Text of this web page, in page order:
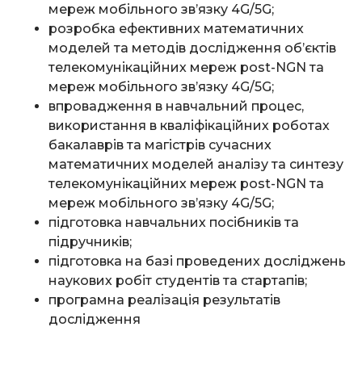
мереж мобільного зв’язку 4G/5G;
розробка ефективних математичних
моделей та методів дослідження об’єктів
телекомунікаційних мереж post-NGN та
мереж мобільного зв’язку 4G/5G;
впровадження в навчальний процес,
використання в кваліфікаційних роботах
бакалаврів та магістрів сучасних
математичних моделей аналізу та синтезу
телекомунікаційних мереж post-NGN та
мереж мобільного зв’язку 4G/5G;
підготовка навчальних посібників та
підручників;
підготовка на базі проведених досліджень
наукових робіт студентів та стартапів;
програмна реалізація результатів
дослідження